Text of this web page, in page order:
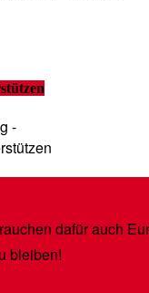
-
dafür auch
bleiben!